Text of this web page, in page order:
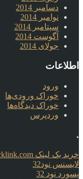
دسامبر 2014
نوامبر 2014
سپتامبر 2014
آگوست 2014
جولای 2014
اطلاعات
ورود
خوراک ورودی‌ها
خوراک دیدگاه‌ها
وردپرس
.
خرید بک لینک behtarinbacklink.com
لایسنس نود32
پسورد نود 32